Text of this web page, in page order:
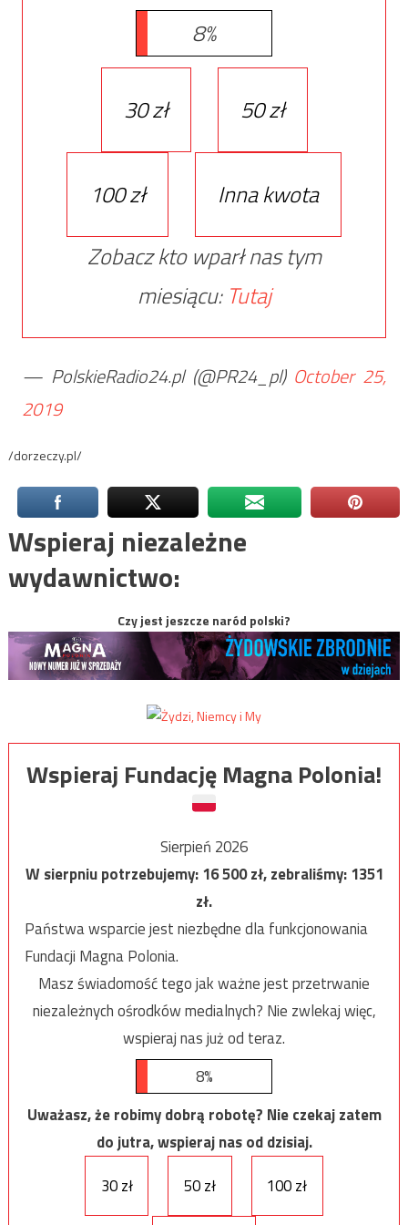
8%
30 zł 50 zł
100 zł
Inna kwota
Zobacz kto wparł nas tym
miesiącu: Tutaj
— PolskieRadio24.pl (@PR24_pl) October 25,
2019
/dorzeczy.pl/
Wspieraj niezależne
wydawnictwo:
Czy jest jeszcze naród polski?
Wspieraj Fundację Magna Polonia!
Sierpień 2026
W sierpniu potrzebujemy:16 500zł, zebraliśmy:1351
zł.
Państwa wsparcie jest niezbędne dla funkcjonowania
Fundacji Magna Polonia.
Masz świadomość tego jak ważne jest przetrwanie
niezależnych ośrodków medialnych? Nie zwlekaj więc,
wspieraj nas już od teraz.
8%
Uważasz, że robimy dobrą robotę? Nie czekaj zatem
do jutra, wspieraj nas od dzisiaj.
30 zł
50 zł 100 zł